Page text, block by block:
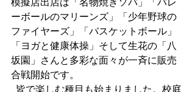
模擬店出店は「名物焼きソバ」「バレ
ーボールのマリーンズ」「少年野球の
ファイヤーズ」「バスケットボール」
「ヨガと健康体操」そして生花の「八
坂園」さんと多彩な面々が一斉に販売
合戦開始です。